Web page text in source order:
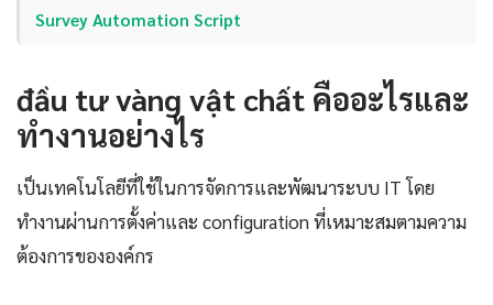
Survey Automation Script
đầu tư vàng vật chất คืออะไรและ
ทำงานอย่างไร
เป็นเทคโนโลยีที่ใช้ในการจัดการและพัฒนาระบบ IT โดย
ทำงานผ่านการตั้งค่าและ configuration ที่เหมาะสมตามความ
ต้องการขององค์กร